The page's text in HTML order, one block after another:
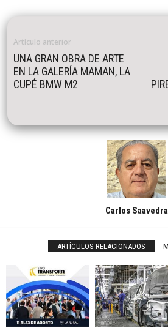
Artículo anterior
UNA GRAN OBRA DE ARTE
EN LA GALERÍA MAMAN, LA
CUPÉ BMW M2
Carlos Saavedra
ARTÍCULOS RELACIONADOS